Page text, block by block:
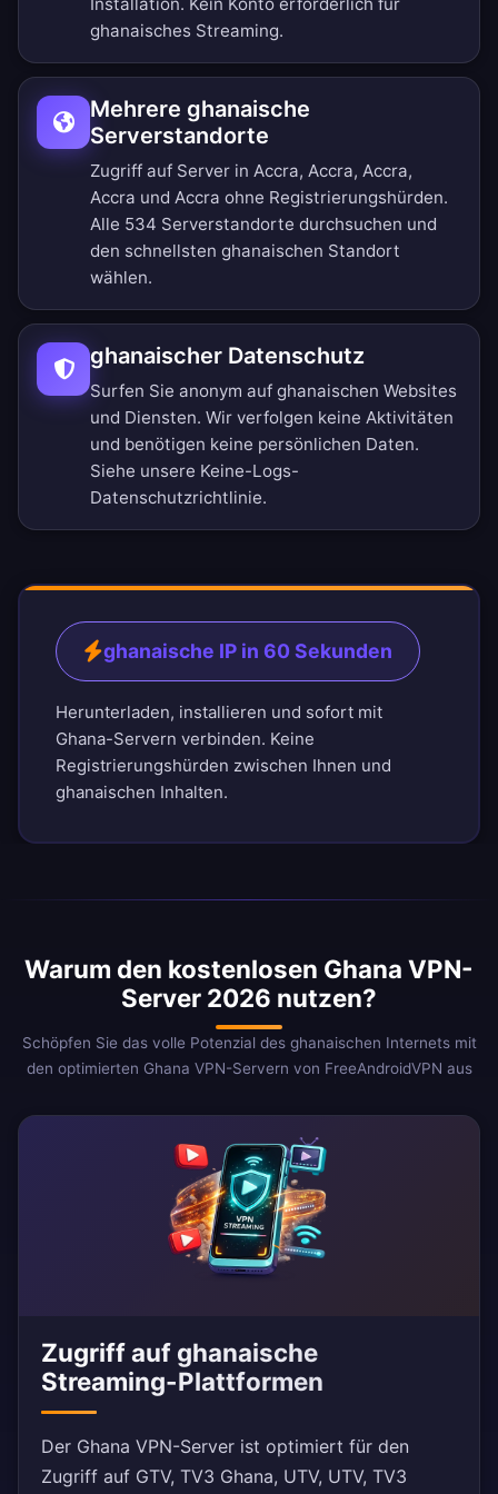
Installation. Kein Konto erforderlich für
ghanaisches Streaming.
Mehrere ghanaische
Serverstandorte
Zugriff auf Server in Accra, Accra, Accra,
Accra und Accra ohne Registrierungshürden.
Alle 534 Serverstandorte durchsuchen und
den schnellsten ghanaischen Standort
wählen.
ghanaischer Datenschutz
Surfen Sie anonym auf ghanaischen Websites
und Diensten. Wir verfolgen keine Aktivitäten
und benötigen keine persönlichen Daten.
Siehe unsere Keine-Logs-
Datenschutzrichtlinie.
ghanaische IP in 60 Sekunden
Herunterladen, installieren und sofort mit
Ghana-Servern verbinden. Keine
Registrierungshürden zwischen Ihnen und
ghanaischen Inhalten.
Warum den kostenlosen Ghana VPN-
Server 2026 nutzen?
Schöpfen Sie das volle Potenzial des ghanaischen Internets mit
den optimierten Ghana VPN-Servern von FreeAndroidVPN aus
Zugriff auf ghanaische
Streaming-Plattformen
Der Ghana VPN-Server ist optimiert für den
Zugriff auf GTV, TV3 Ghana, UTV, UTV, TV3